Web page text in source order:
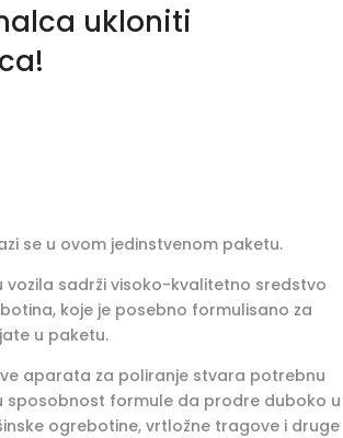
ukloniti
se u ovom jedinstvenom paketu.
vozila sadrži visoko-kvalitetno sredstvo
koje je posebno formulisano za
u paketu.
aparata za poliranje stvara potrebnu
sposobnost formule da prodre duboko u
ogrebotine, vrtložne tragove i druge